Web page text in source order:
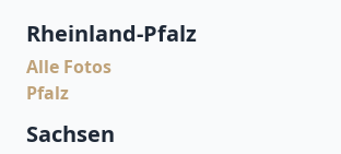
Rheinland-Pfalz
Alle Fotos
Pfalz
Sachsen